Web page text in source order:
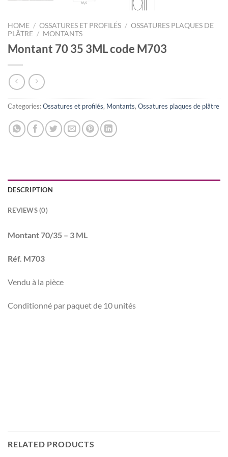
HOME / OSSATURES ET PROFILÉS / OSSATURES PLAQUES DE
PLÂTRE / MONTANTS
Montant 70 35 3ML code M703
Categories:Ossatures et profilés, Montants, Ossatures plaques de plâtre
DESCRIPTION
REVIEWS (0)
Montant 70/35 – 3 ML
Réf. M703
Vendu à la pièce
Conditionné par paquet de 10 unités
RELATED PRODUCTS